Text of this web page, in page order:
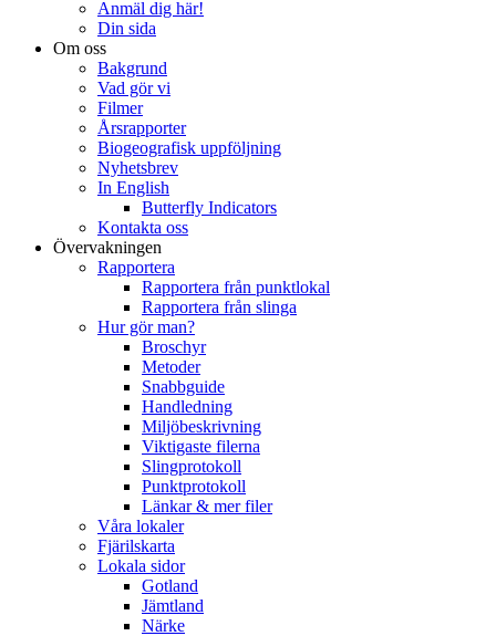
Anmäl dig här!
Din sida
Om oss
Bakgrund
Vad gör vi
Filmer
Årsrapporter
Biogeografisk uppföljning
Nyhetsbrev
In English
Butterfly Indicators
Kontakta oss
Övervakningen
Rapportera
Rapportera från punktlokal
Rapportera från slinga
Hur gör man?
Broschyr
Metoder
Snabbguide
Handledning
Miljöbeskrivning
Viktigaste filerna
Slingprotokoll
Punktprotokoll
Länkar & mer filer
Våra lokaler
Fjärilskarta
Lokala sidor
Gotland
Jämtland
Närke